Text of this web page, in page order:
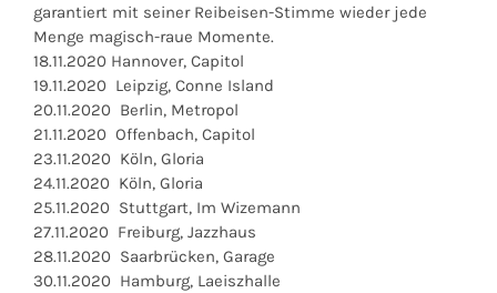
garantiert mit seiner Reibeisen-Stimme wieder jede
Menge magisch-raue Momente.
18.11.2020 Hannover, Capitol
19.11.2020 Leipzig, Conne Island
20.11.2020 Berlin, Metropol
21.11.2020 Offenbach, Capitol
23.11.2020 Köln, Gloria
24.11.2020 Köln, Gloria
25.11.2020 Stuttgart, Im Wizemann
27.11.2020 Freiburg, Jazzhaus
28.11.2020 Saarbrücken, Garage
30.11.2020 Hamburg, Laeiszhalle